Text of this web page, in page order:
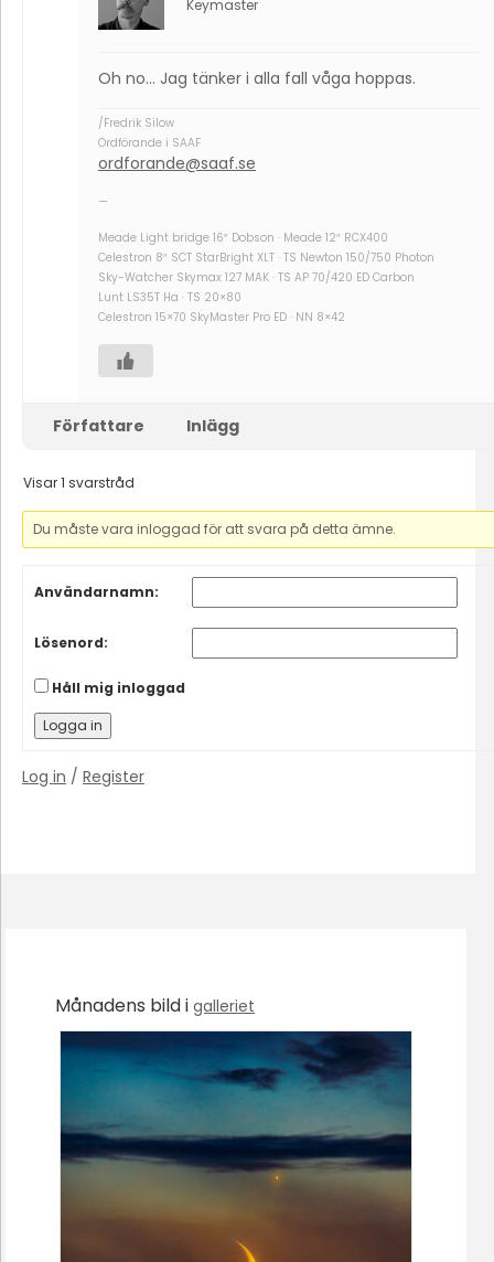
Keymaster
Oh no… Jag tänker i alla fall våga hoppas.
/Fredrik Silow
Ordförande i SAAF
ordforande@saaf.se
—
Meade Light bridge 16″ Dobson · Meade 12″ RCX400
Celestron 8″ SCT StarBright XLT · TS Newton 150/750 Photon
Sky-Watcher Skymax 127 MAK · TS AP 70/420 ED Carbon
Lunt LS35T Ha · TS 20×80
Celestron 15×70 SkyMaster Pro ED · NN 8×42
Författare Inlägg
Visar 1 svarstråd
Du måste vara inloggad för att svara på detta ämne.
Användarnamn:
Lösenord:
Håll mig inloggad
Logga in
Log in / Register
Månadens bild i galleriet